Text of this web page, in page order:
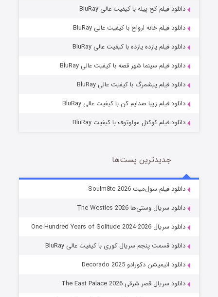
خاندان اژدها فصل ۳
دانلود فیلم کج‌ پیله با کیفیت عالی BluRay
دانلود فیلم خانه ارواح با کیفیت عالی BluRay
دانلود فیلم یازده یازده با کیفیت عالی BluRay
دانلود فیلم سینما شهر قصه با کیفیت عالی BluRay
دانلود فیلم پیشمرگ با کیفیت عالی BluRay
دانلود فیلم زیبا صدایم کن با کیفیت عالی BluRay
دانلود فیلم کوکتل مولوتوف با کیفیت BluRay
جدیدترین پست‌ها
دانلود فیلم سول‌میت Soulm8te 2026
دانلود سریال وستی‌ها The Westies 2026
دانلود سریال One Hundred Years of Solitude 2024-2026
دانلود قسمت پنجم سریال کوری با کیفیت عالی BluRay
دانلود انیمیشن دکورادو Decorado 2025
دانلود سریال قصر شرقی The East Palace 2026